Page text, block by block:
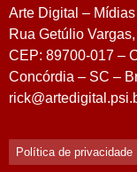
Arte Digital – Mídias
Rua Getúlio
CEP: 89700-017 –
Concórdia – SC –
Política de privacidade